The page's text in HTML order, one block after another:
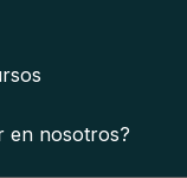
en nosotros?